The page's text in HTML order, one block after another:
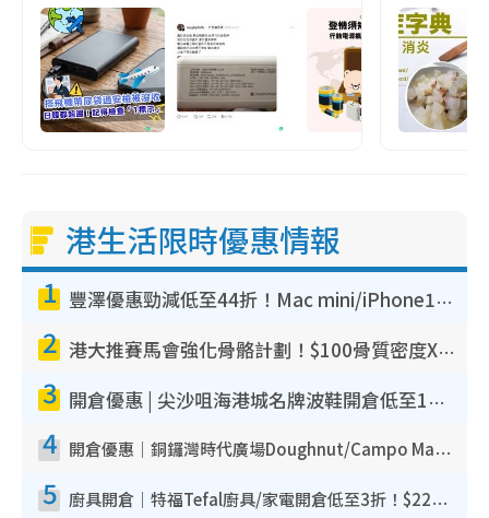
港生活限時優惠情報
1 豐澤優惠勁減低至44折！Mac mini/iPhone17Pro大減價！廚房家電$220起
2 港大推賽馬會強化骨骼計劃！$100骨質密度X光檢查 完成免費運動訓練送超市禮券！附參加資格
3 開倉優惠 | 尖沙咀海港城名牌波鞋開倉低至1折！On鞋$899起／Joy&Peace鞋履$98起
4 開倉優惠｜銅鑼灣時代廣場Doughnut/Campo Marzio開倉低至1折！背囊、書包、手袋劈價$200起
5 廚具開倉｜特福Tefal廚具/家電開倉低至3折！$220起買平底鍋/炒鑊/湯煲！電飯煲/吸塵機/燙斗$418起